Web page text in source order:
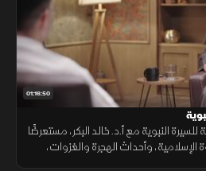
01:16:50
النبوية مع أ.د. خالد البكر، مستعرضًا
وأحداث الهجرة والغزوات،